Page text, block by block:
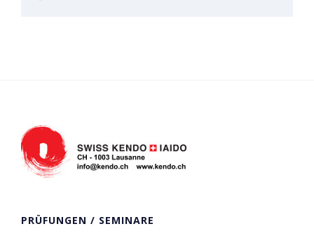
PRÜFUNGEN / SEMINARE